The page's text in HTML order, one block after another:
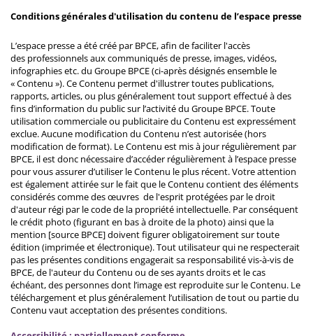
Conditions générales d'utilisation du contenu de l’espace presse
L’espace presse a été créé par BPCE, afin de faciliter l'accès
des professionnels aux communiqués de presse, images, vidéos,
infographies etc. du Groupe BPCE (ci-après désignés ensemble le
« Contenu »). Ce Contenu permet d'illustrer toutes publications,
rapports, articles, ou plus généralement tout support effectué à des
fins d’information du public sur l’activité du Groupe BPCE. Toute
utilisation commerciale ou publicitaire du Contenu est expressément
exclue. Aucune modification du Contenu n’est autorisée (hors
modification de format). Le Contenu est mis à jour régulièrement par
BPCE, il est donc nécessaire d’accéder régulièrement à l’espace presse
pour vous assurer d’utiliser le Contenu le plus récent. Votre attention
est également attirée sur le fait que le Contenu contient des éléments
considérés comme des œuvres de l'esprit protégées par le droit
d'auteur régi par le code de la propriété intellectuelle. Par conséquent
le crédit photo (figurant en bas à droite de la photo) ainsi que la
mention [source BPCE] doivent figurer obligatoirement sur toute
édition (imprimée et électronique). Tout utilisateur qui ne respecterait
pas les présentes conditions engagerait sa responsabilité vis-à-vis de
BPCE, de l'auteur du Contenu ou de ses ayants droits et le cas
échéant, des personnes dont l’image est reproduite sur le Contenu. Le
téléchargement et plus généralement l’utilisation de tout ou partie du
Contenu vaut acceptation des présentes conditions.